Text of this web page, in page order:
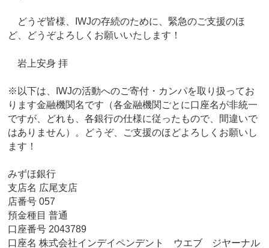
どうぞ皆様、IWJの存続のために、緊急のご支援のほ
ど、どうぞよろしくお願いいたします！
岩上安身 拝
※以下は、IWJの活動へのご寄付・カンパを取り扱ってお
ります金融機関名です（各金融機関ごとに口座名が非統一
ですが、どれも、各銀行の仕様に従ったもので、間違いで
はありません）。どうぞ、ご支援のほどよろしくお願いし
ます！
みずほ銀行
支店名 広尾支店
店番号 057
預金種目 普通
口座番号 2043789
口座名 株式会社インデイペンデント ウエブ ジヤーナル